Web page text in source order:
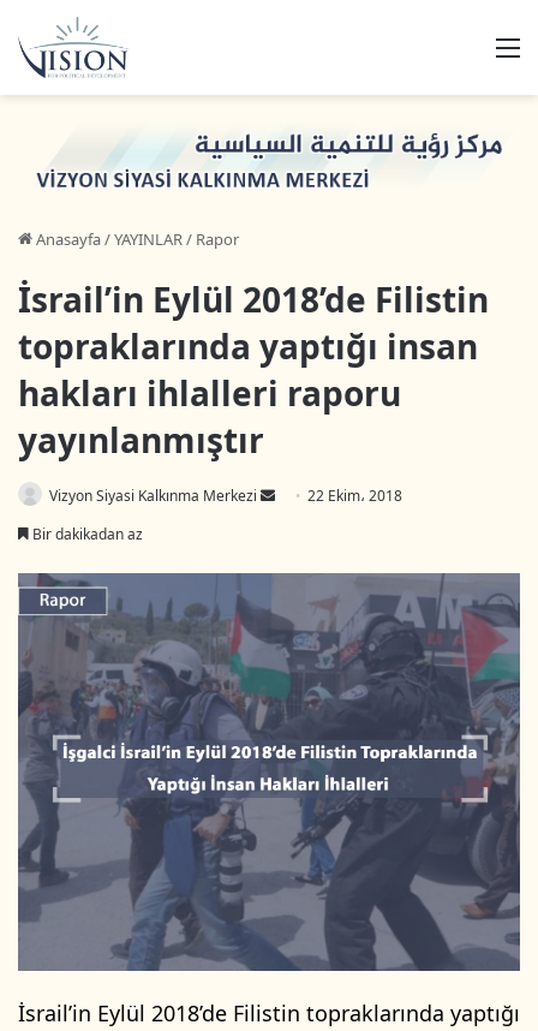
Anasayfa/YAYINLAR/ Rapor
İsrail’in Eylül 2018’de Filistin
topraklarında yaptığı insan
hakları ihlalleri raporu
yayınlanmıştır
Vizyon Siyasi Kalkınma Merkezi
-
p
o
s
a
g
d
m
k
22 Ekim، 2018
Bir dakikadan az
İsrail’in Eylül 2018’de Filistin topraklarında yaptığı